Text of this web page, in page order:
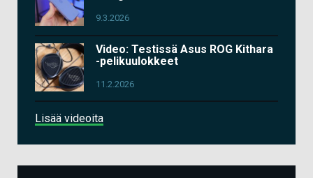
9.3.2026
Video: Testissä Asus ROG Kithara
-pelikuulokkeet
11.2.2026
Lisää videoita